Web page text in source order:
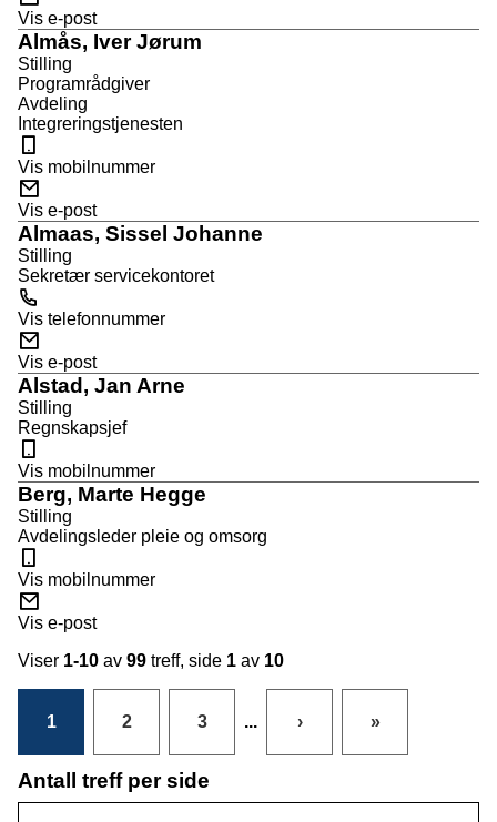
e
f
o
n
-
p
o
s
t
Vis e-post
Almås, Iver Jørum
Stilling
Programrådgiver
Avdeling
Integreringstjenesten
o
i
l
Vis mobilnummer
-
p
o
s
t
Vis e-post
Almaas, Sissel Johanne
Stilling
Sekretær servicekontoret
e
e
f
o
n
Vis telefonnummer
-
p
o
s
t
Vis e-post
Alstad, Jan Arne
Stilling
Regnskapsjef
o
b
i
l
Vis mobilnummer
Berg, Marte Hegge
Stilling
Avdelingsleder pleie og omsorg
o
i
l
Vis mobilnummer
-
o
Vis e-post
Viser 1-10 av 99 treff, side 1 av 10
1 2 3 ... › »
Antall treff per side